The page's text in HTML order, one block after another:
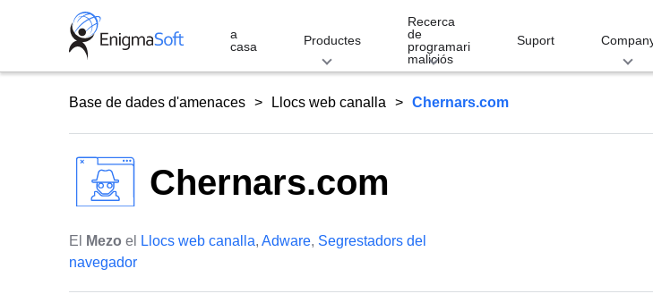
a
casa
Productes
Recerca
de
programari
maliciós
Suport
Base de dades d'amenaces Llocs web canalla Chernars.com
Chernars.com
El Mezo el Llocs web canalla, Adware, Segrestadors del
navegador